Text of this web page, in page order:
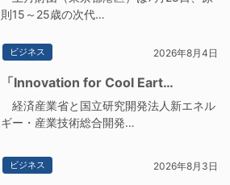
則15～25歳の次代…
ビジネス 2026年8月4日
「Innovation for Cool Eart…
経済産業省と国立研究開発法人新エネル
ギー・産業技術総合開発…
ビジネス 2026年8月3日